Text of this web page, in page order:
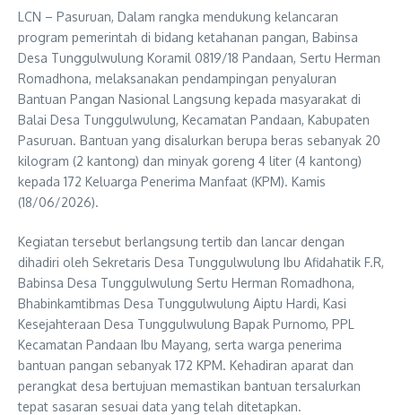
LCN – Pasuruan, Dalam rangka mendukung kelancaran
program pemerintah di bidang ketahanan pangan, Babinsa
Desa Tunggulwulung Koramil 0819/18 Pandaan, Sertu Herman
Romadhona, melaksanakan pendampingan penyaluran
Bantuan Pangan Nasional Langsung kepada masyarakat di
Balai Desa Tunggulwulung, Kecamatan Pandaan, Kabupaten
Pasuruan. Bantuan yang disalurkan berupa beras sebanyak 20
kilogram (2 kantong) dan minyak goreng 4 liter (4 kantong)
kepada 172 Keluarga Penerima Manfaat (KPM). Kamis
(18/06/2026).
Kegiatan tersebut berlangsung tertib dan lancar dengan
dihadiri oleh Sekretaris Desa Tunggulwulung Ibu Afidahatik F.R,
Babinsa Desa Tunggulwulung Sertu Herman Romadhona,
Bhabinkamtibmas Desa Tunggulwulung Aiptu Hardi, Kasi
Kesejahteraan Desa Tunggulwulung Bapak Purnomo, PPL
Kecamatan Pandaan Ibu Mayang, serta warga penerima
bantuan pangan sebanyak 172 KPM. Kehadiran aparat dan
perangkat desa bertujuan memastikan bantuan tersalurkan
tepat sasaran sesuai data yang telah ditetapkan.